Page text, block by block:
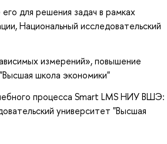
для решения задач в рамках
, Национальный исследовательский
измерений», повышение
школа экономики"
процесса Smart LMS НИУ ВШЭ:
университет "Высшая